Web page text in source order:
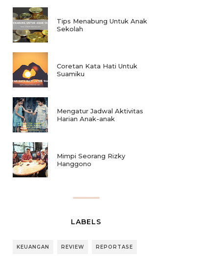
Tips Menabung Untuk Anak
Sekolah
Coretan Kata Hati Untuk
Suamiku
Mengatur Jadwal Aktivitas
Harian Anak-anak
Mimpi Seorang Rizky
Hanggono
LABELS
KEUANGAN REVIEW REPORTASE